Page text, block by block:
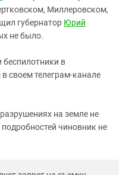
Миллеровском,
губернатор Юрий
не было.
в
своем телеграм-канале
на земле не
чиновник не